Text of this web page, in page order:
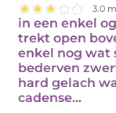
3.0
in een enkel
trekt open
enkel nog wat
bederven
hard gelach
cadense…